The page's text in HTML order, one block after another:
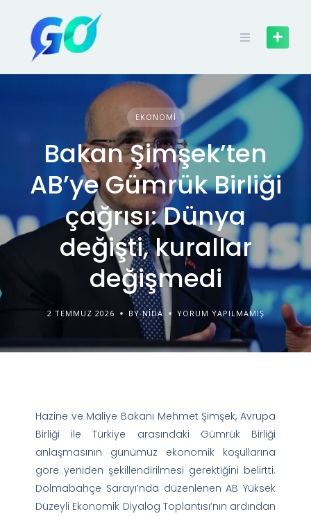
EKONOMI
Bakan Şimşek’ten
AB’ye Gümrük Birliği
çağrısı: Dünya
değişti, kurallar
değişmedi
2 TEMMUZ 2026 BY NIDA YORUM YAPILMAMIŞ
Hazine ve Maliye Bakanı Mehmet Şimşek, Avrupa
Birliği ile Türkiye arasındaki Gümrük Birliği
anlaşmasının günümüz ekonomik koşullarına
göre yeniden şekillendirilmesi gerektiğini belirtti.
Dolmabahçe Sarayı’nda düzenlenen AB Yüksek
Düzeyli Ekonomik Diyalog Toplantısı’nın ardından